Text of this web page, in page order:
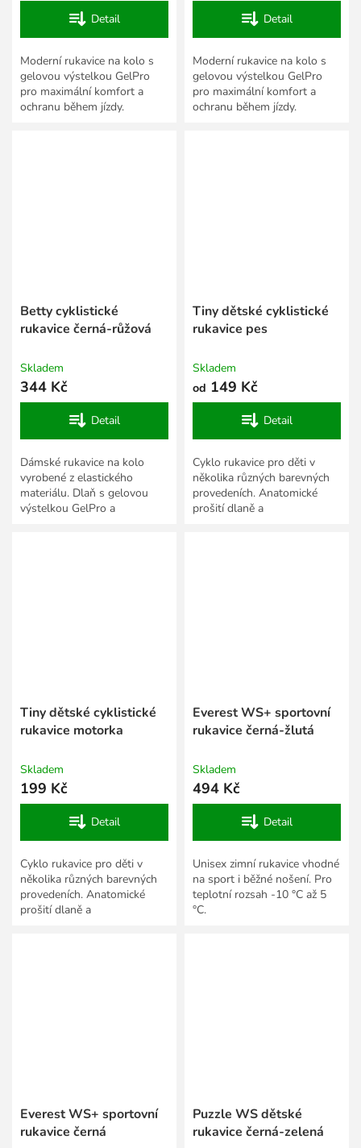
Detail
Moderní rukavice na kolo s
gelovou výstelkou GelPro
pro maximální komfort a
ochranu během jízdy.
Detail
Moderní rukavice na kolo s
gelovou výstelkou GelPro
pro maximální komfort a
ochranu během jízdy.
Betty cyklistické
rukavice černá-růžová
Skladem
344 Kč
Detail
Dámské rukavice na kolo
vyrobené z elastického
materiálu. Dlaň s gelovou
výstelkou GelPro a
Tiny dětské cyklistické
rukavice pes
Skladem
od 149 Kč
Detail
Cyklo rukavice pro děti v
několika různých barevných
provedeních. Anatomické
prošití dlaně a
Tiny dětské cyklistické
rukavice motorka
Skladem
199 Kč
Detail
Cyklo rukavice pro děti v
několika různých barevných
provedeních. Anatomické
prošití dlaně a
Everest WS+ sportovní
rukavice černá-žlutá
Skladem
494 Kč
Detail
Unisex zimní rukavice vhodné
na sport i běžné nošení. Pro
teplotní rozsah -10 °C až 5
°C.
Everest WS+ sportovní
rukavice černá
Puzzle WS dětské
rukavice černá-zelená